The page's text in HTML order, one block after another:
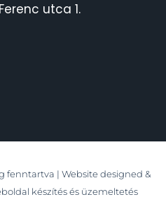
utca 1.
fenntartva | Website designed &
készítés és üzemeltetés